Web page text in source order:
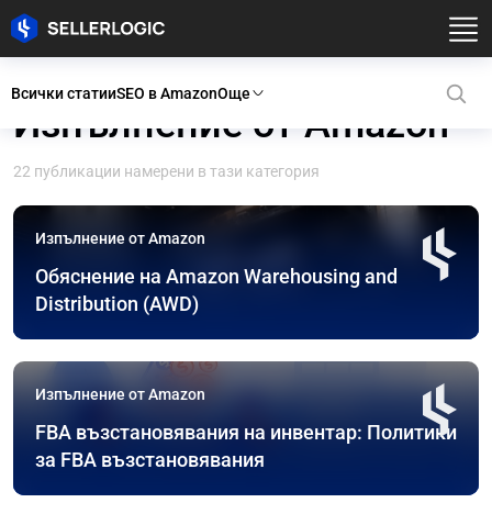
Всички статииSEO в AmazonОще
Изпълнение от Amazon
22 публикации намерени в тази категория
Изпълнение от Amazon
Обяснение на Amazon Warehousing and
Distribution (AWD)
Изпълнение от Amazon
FBA възстановявания на инвентар: Политики
за FBA възстановявания